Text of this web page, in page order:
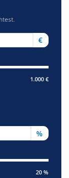
€
1.000 €
%
20 %